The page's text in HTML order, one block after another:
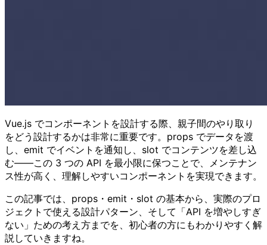
Vue.js でコンポーネントを設計する際、親子間のやり取り
をどう設計するかは非常に重要です。props でデータを渡
し、emit でイベントを通知し、slot でコンテンツを差し込
む——この 3 つの API を最小限に保つことで、メンテナン
ス性が高く、理解しやすいコンポーネントを実現できます。
この記事では、props・emit・slot の基本から、実際のプロ
ジェクトで使える設計パターン、そして「API を増やしすぎ
ない」ための考え方までを、初心者の方にもわかりやすく解
説していきますね。